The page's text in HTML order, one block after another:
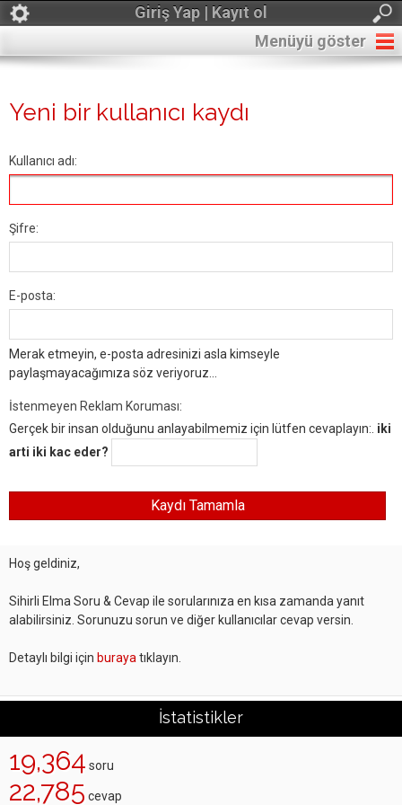
Giriş Yap | Kayıt ol
Menüyü göster
Yeni bir kullanıcı kaydı
Kullanıcı adı:
Şifre:
E-posta:
Merak etmeyin, e-posta adresinizi asla kimseyle
paylaşmayacağımıza söz veriyoruz...
İstenmeyen Reklam Koruması:
Gerçek bir insan olduğunu anlayabilmemiz için lütfen cevaplayın:. iki
arti iki kac eder?
Hoş geldiniz,
Sihirli Elma Soru & Cevap ile sorularınıza en kısa zamanda yanıt
alabilirsiniz. Sorunuzu sorun ve diğer kullanıcılar cevap versin.
Detaylı bilgi için buraya tıklayın.
İstatistikler
19,364 soru
22,785 cevap